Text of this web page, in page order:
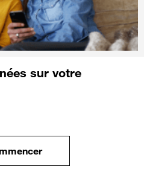
sur votre
le tuto pour Transférer vos